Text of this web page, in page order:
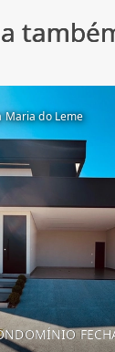
Maria do Leme